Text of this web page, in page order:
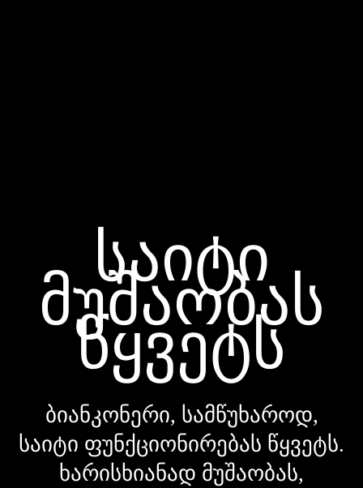
საიტი
მუშაობას
წყვეტს
ბიანკონერი, სამწუხაროდ,
საიტი ფუნქციონირებას წყვეტს.
ხარისხიანად მუშაობას,